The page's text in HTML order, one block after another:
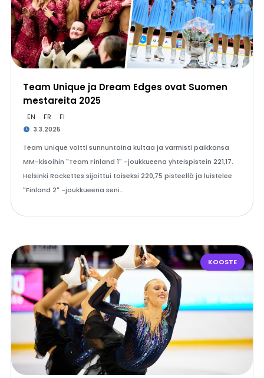
Team Unique ja Dream Edges ovat Suomen
mestareita 2025
EN FR FI
3.3.2025
Team Unique voitti sunnuntaina kultaa ja varmisti paikkansa
MM-kisoihin "Team Finland 1" -joukkueena yhteispistein 221,17.
Helsinki Rockettes sijoittui toiseksi 220,75 pisteellä ja luistelee
"Finland 2" -joukkueena seni…
KOOSTE